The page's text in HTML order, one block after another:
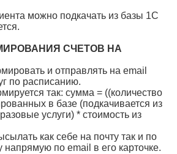
можно подкачать из базы 1С
СЧЕТОВ НА
и отправлять на email
по расписанию.
так: сумма = ((количество
в базе (подкачивается из
услуги) * стоимость из
как себе на почту так и по
напрямую по email в его карточке.